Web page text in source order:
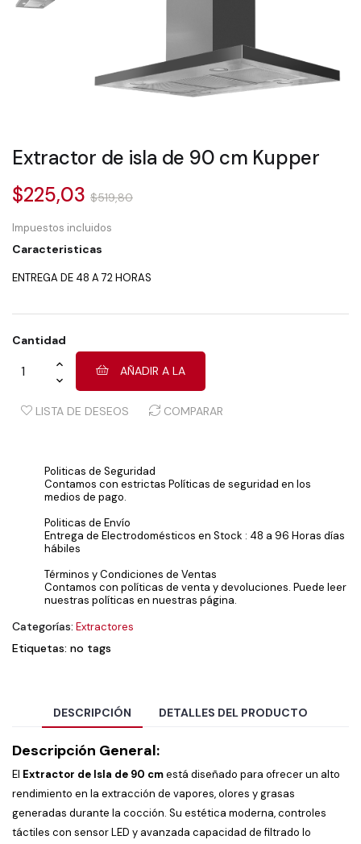
Extractor de isla de 90 cm Kupper
$225,03 $519,80
Impuestos incluidos
Caracteristicas
ENTREGA DE 48 A 72 HORAS
Cantidad
AÑADIR A LA
LISTA DE DESEOS COMPARAR
Politicas de Seguridad
Contamos con estrictas Políticas de seguridad en los
medios de pago.
Politicas de Envío
Entrega de Electrodomésticos en Stock : 48 a 96 Horas días
hábiles
Términos y Condiciones de Ventas
Contamos con políticas de venta y devoluciones. Puede leer
nuestras políticas en nuestras página.
Categorías: Extractores
Etiquetas: no tags
DESCRIPCIÓN DETALLES DEL PRODUCTO
Descripción General:
El Extractor de Isla de 90 cmestá diseñado para ofrecer un alto
rendimiento en la extracción de vapores, olores y grasas
generadas durante la cocción. Su estética moderna, controles
táctiles con sensor LED y avanzada capacidad de filtrado lo